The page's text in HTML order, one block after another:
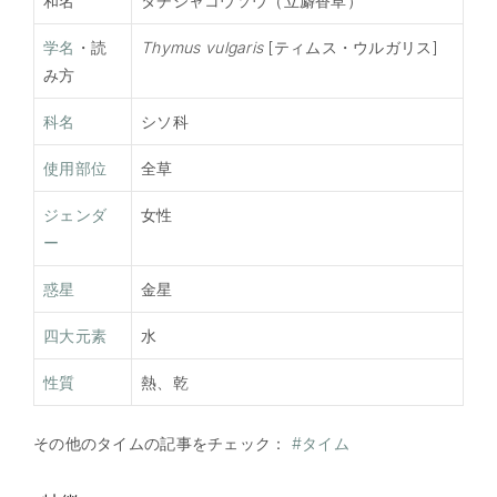
学名 ・読
み方
Thymus vulgaris[ティムス・ウルガリス]
科名 シソ科
使用部位 全草
ジェンダ
ー
女性
惑星 金星
四大元素 水
性質 熱、乾
その他のタイムの記事をチェック： #タイム